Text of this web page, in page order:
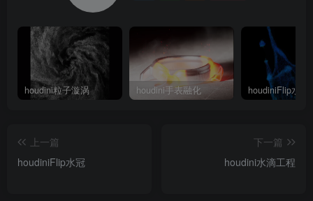
houdini粒子漩涡 houdini手表融化 houdiniFlip水冠
上一篇
houdiniFlip水冠
下一篇
houdini水滴工程